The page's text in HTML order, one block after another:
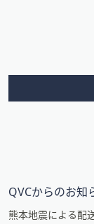
ン
QVCからのお知
熊本地震による配